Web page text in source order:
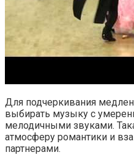
Для подчеркивания
выбирать музыку с
мелодичными звуками.
атмосферу романтики и
партнерами.